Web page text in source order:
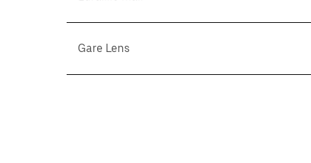
Gare Lens